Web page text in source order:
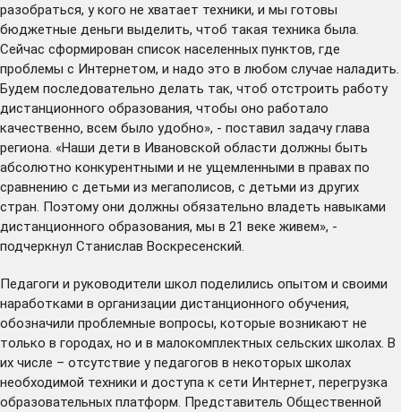
разобраться, у кого не хватает техники, и мы готовы
бюджетные деньги выделить, чтоб такая техника была.
Сейчас сформирован список населенных пунктов, где
проблемы с Интернетом, и надо это в любом случае наладить.
Будем последовательно делать так, чтоб отстроить работу
дистанционного образования, чтобы оно работало
качественно, всем было удобно», - поставил задачу глава
региона. «Наши дети в Ивановской области должны быть
абсолютно конкурентными и не ущемленными в правах по
сравнению с детьми из мегаполисов, с детьми из других
стран. Поэтому они должны обязательно владеть навыками
дистанционного образования, мы в 21 веке живем», -
подчеркнул Станислав Воскресенский.
Педагоги и руководители школ поделились опытом и своими
наработками в организации дистанционного обучения,
обозначили проблемные вопросы, которые возникают не
только в городах, но и в малокомплектных сельских школах. В
их числе – отсутствие у педагогов в некоторых школах
необходимой техники и доступа к сети Интернет, перегрузка
образовательных платформ. Представитель Общественной